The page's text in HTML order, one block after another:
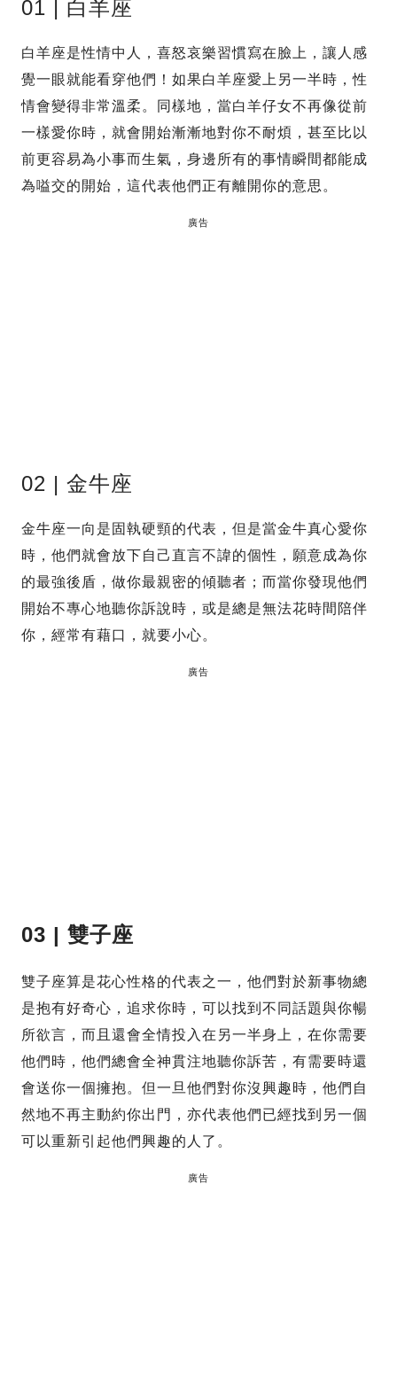
01 | 白羊座
白羊座是性情中人，喜怒哀樂習慣寫在臉上，讓人感
覺一眼就能看穿他們！如果白羊座愛上另一半時，性
情會變得非常溫柔。同樣地，當白羊仔女不再像從前
一樣愛你時，就會開始漸漸地對你不耐煩，甚至比以
前更容易為小事而生氣，身邊所有的事情瞬間都能成
為嗌交的開始，這代表他們正有離開你的意思。
廣告
02 | 金牛座
金牛座一向是固執硬頸的代表，但是當金牛真心愛你
時，他們就會放下自己直言不諱的個性，願意成為你
的最強後盾，做你最親密的傾聽者；而當你發現他們
開始不專心地聽你訴說時，或是總是無法花時間陪伴
你，經常有藉口，就要小心。
廣告
03 | 雙子座
雙子座算是花心性格的代表之一，他們對於新事物總
是抱有好奇心，追求你時，可以找到不同話題與你暢
所欲言，而且還會全情投入在另一半身上，在你需要
他們時，他們總會全神貫注地聽你訴苦，有需要時還
會送你一個擁抱。但一旦他們對你沒興趣時，他們自
然地不再主動約你出門，亦代表他們已經找到另一個
可以重新引起他們興趣的人了。
廣告